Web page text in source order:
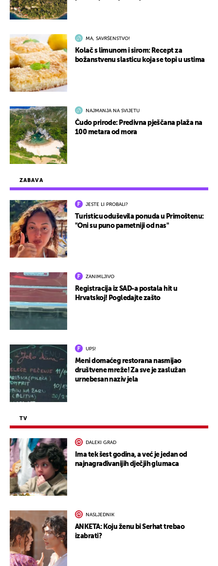
ZABAVA
JESTE LI PROBALI?
Turisticu oduševila ponuda u Primoštenu:
"Oni su puno pametniji od nas"
ZANIMLJIVO
Registracija iz SAD-a postala hit u
Hrvatskoj! Pogledajte zašto
UPS!
Meni domaćeg restorana nasmijao
društvene mreže! Za sve je zaslužan
urnebesan naziv jela
TV
DALEKI GRAD
Ima tek šest godina, a već je jedan od
najnagrađivanijih dječjih glumaca
NASLJEDNIK
ANKETA: Koju ženu bi Serhat trebao
izabrati?
MA, SAVRŠENSTVO!
Kolač s limunom i sirom: Recept za
božanstvenu slasticu koja se topi u ustima
NAJMANJA NA SVIJETU
Čudo prirode: Predivna pješčana plaža na
100 metara od mora